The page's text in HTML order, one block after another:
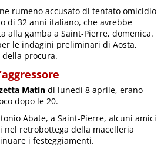
rumeno accusato di tentato omicidio
di 32 anni italiano, che avrebbe
alla gamba a Saint-Pierre, domenica.
le indagini preliminari di Aosta,
procura.
Matin di lunedì 8 aprile, erano
dopo le 20.
Abate, a Saint-Pierre, alcuni amici
nel retrobottega della macelleria
i festeggiamenti.